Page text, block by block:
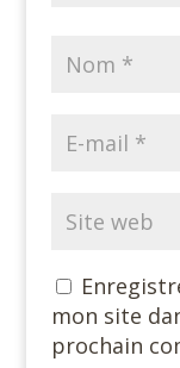
mon site
prochain